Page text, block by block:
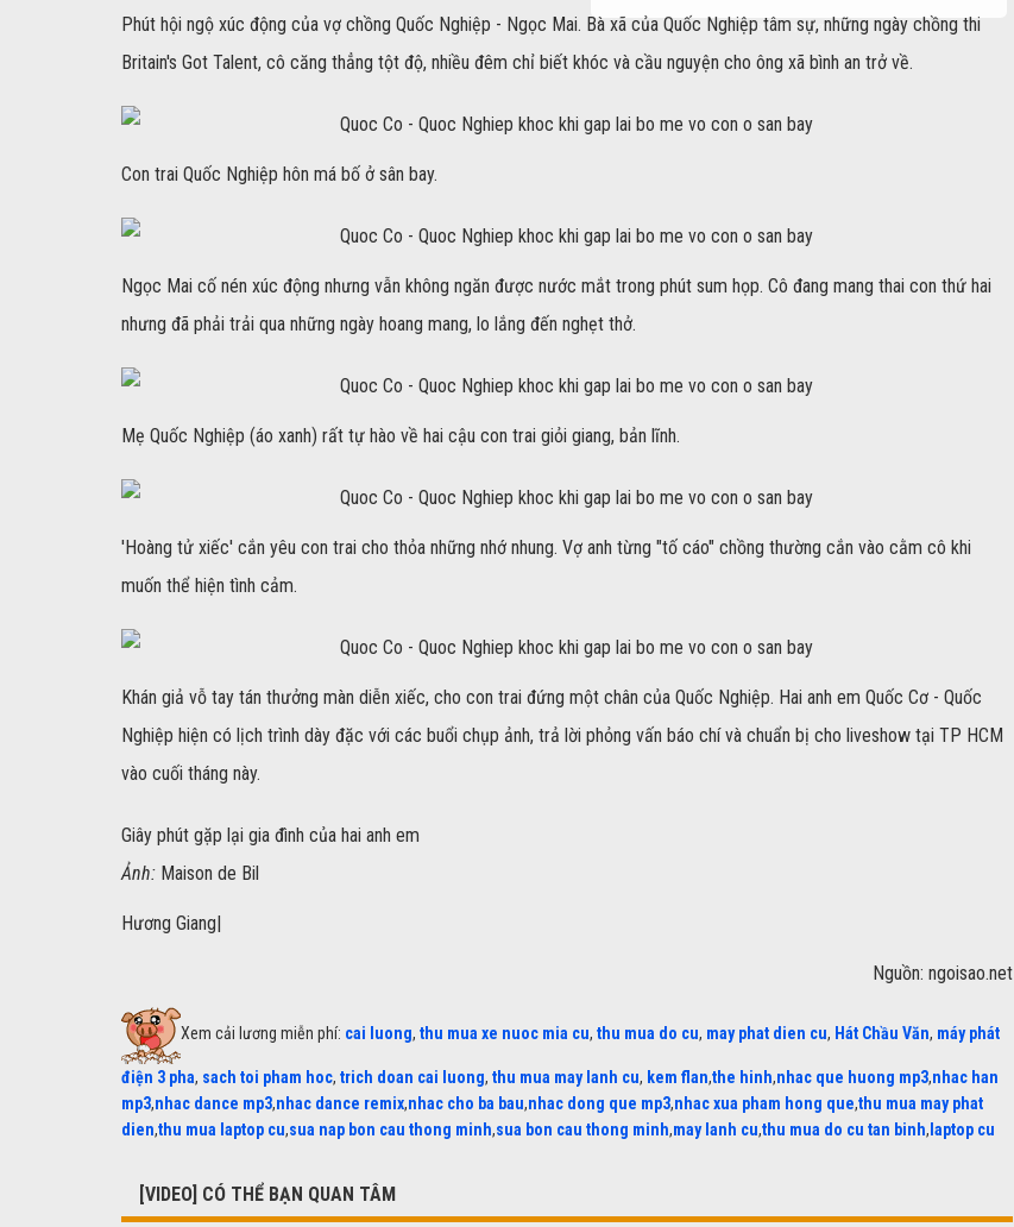
Phút hội ngộ xúc động của vợ chồng Quốc Nghiệp - Ngọc Mai. Bà xã của Quốc Nghiệp tâm sự, những ngày chồng thi
Britain's Got Talent, cô căng thẳng tột độ, nhiều đêm chỉ biết khóc và cầu nguyện cho ông xã bình an trở về.
Con trai Quốc Nghiệp hôn má bố ở sân bay.
Ngọc Mai cố nén xúc động nhưng vẫn không ngăn được nước mắt trong phút sum họp. Cô đang mang thai con thứ hai
nhưng đã phải trải qua những ngày hoang mang, lo lắng đến nghẹt thở.
Mẹ Quốc Nghiệp (áo xanh) rất tự hào về hai cậu con trai giỏi giang, bản lĩnh.
'Hoàng tử xiếc' cắn yêu con trai cho thỏa những nhớ nhung. Vợ anh từng "tố cáo" chồng thường cắn vào cằm cô khi
muốn thể hiện tình cảm.
Khán giả vỗ tay tán thưởng màn diễn xiếc, cho con trai đứng một chân của Quốc Nghiệp. Hai anh em Quốc Cơ - Quốc
Nghiệp hiện có lịch trình dày đặc với các buổi chụp ảnh, trả lời phỏng vấn báo chí và chuẩn bị cho liveshow tại TP HCM
vào cuối tháng này.
Giây phút gặp lại gia đình của hai anh em
Ảnh: Maison de Bil
Hương Giang|
Nguồn: ngoisao.net
Xem cải lương miễn phí: cai luong, thu mua xe nuoc mia cu, thu mua do cu, may phat dien cu, Hát Chầu Văn, máy phát
điện 3 pha, sach toi pham hoc, trich doan cai luong, thu mua may lanh cu, kem flan,the hinh,nhac que huong mp3,nhac han
mp3,nhac dance mp3,nhac dance remix,nhac cho ba bau,nhac dong que mp3,nhac xua pham hong que,thu mua may phat
dien,thu mua laptop cu,sua nap bon cau thong minh,sua bon cau thong minh,may lanh cu,thu mua do cu tan binh, laptop cu
[VIDEO] CÓ THỂ BẠN QUAN TÂM
Powered bynetcore.vn